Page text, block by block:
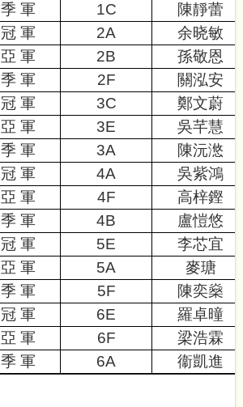
季 軍
1C
陳靜蕾
冠 軍 2A
余晓敏
亞 軍
2B
孫敬恩
季 軍
2F
關泓安
冠 軍 3C
鄭文蔚
亞 軍
3E
吳芊慧
季 軍
3A
陳沅滺
冠 軍 4A
吳紫鴻
亞 軍
4F
高梓鏗
季 軍
4B
盧愷悠
冠 軍 5E
李芯宜
亞 軍
5A
麥瑭
季 軍
5F
陳奕燊
冠 軍 6E
羅卓曈
亞 軍
6F
梁浩霖
季 軍
6A 衞凱進